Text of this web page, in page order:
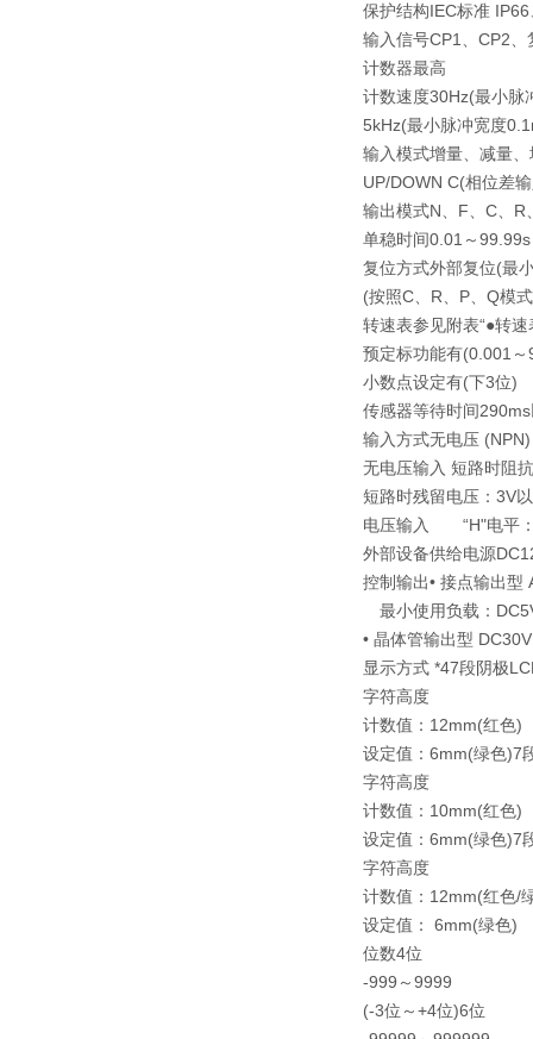
保护结构IEC标准
输入信号CP1、CP2、
计数器最高
计数速度30Hz(最小脉
5kHz(最小脉冲宽度
输入模式增量、减量
UP/DOWN C(相位差
输出模式N、F、C、R
单稳时间0.01～99.99s
复位方式外部复位(最
(按照C、R、P、Q模
转速表参见附表“●转
预定标功能有(0.001～
小数点设定有(下3位)
传感器等待时间
输入方式无电压
无电压输入 短路时阻
短路时残留电压：3V
电压输入 “H"电平：
外部设备供给电源
控制输出• 接点输出型
最小使用负载：
• 晶体管输出型
显示方式 *47段阴极
字符高度
计数值：12mm(红色)
设定值：6mm(绿色)7
字符高度
计数值：10mm(红色)
设定值：6mm(绿色)7
字符高度
计数值：12mm(红色/
设定值： 6mm(绿色)
位数4位
-999～9999
(-3位～+4位)6位